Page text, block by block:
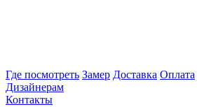
Где посмотреть Замер Доставка Оплата
Дизайнерам
Контакты